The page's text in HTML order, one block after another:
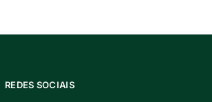
REDES SOCIAIS